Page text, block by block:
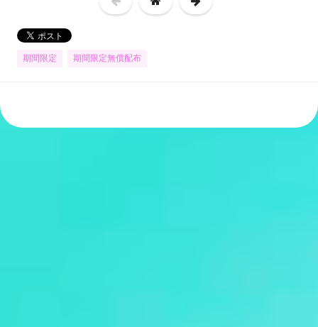
期間限定 期間限定無償配布